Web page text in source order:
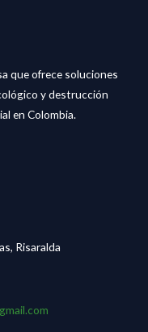
que ofrece soluciones
y destrucción
en Colombia.
Risaralda